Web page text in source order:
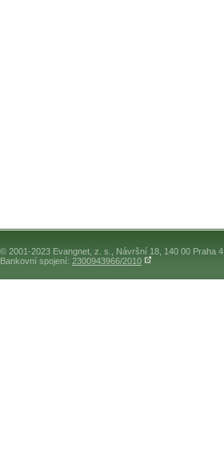
© 2001-2023 Evangnet, z. s., Návršní 18, 140 00 Praha 4
Bankovní spojení: 2300943966/2010